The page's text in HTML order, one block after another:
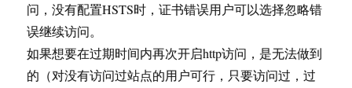
问，没有配置HSTS时，证书错误用户可以选择忽略错
误继续访问。
如果想要在过期时间内再次开启http访问，是无法做到
的（对没有访问过站点的用户可行，只要访问过，过